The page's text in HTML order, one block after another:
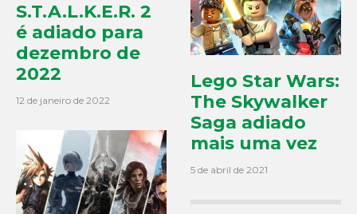
S.T.A.L.K.E.R. 2
é adiado para
dezembro de
2022
12 de janeiro de 2022
Lego Star Wars:
The Skywalker
Saga adiado
mais uma vez
5 de abril de 2021